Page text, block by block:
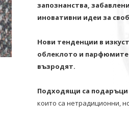
запознанства,
иновативни идеи за
Нови тенденции в
облеклото и
възродят.
Подходящи са подаръци
които са нетрадиционни,